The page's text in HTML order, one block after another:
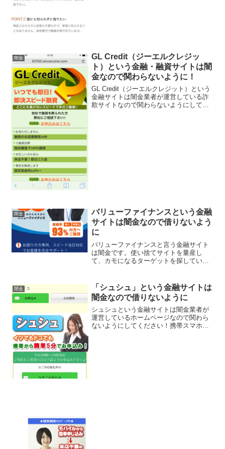
闇金
GL Credit（ジーエルクレジッ
ト）という金融・融資サイトは闇
金なので関わらないように！
GL Credit（ジーエルクレジット）という
金融サイトは闇金業者が運営している詐
欺サイトなので関わらないようにしてく
闇金
バリューファイナンスという金融
サイトは闇金なので借りないよう
に
バリューファイナンスと言う金融サイト
は闇金です。使い捨てサイトを量産し
て、カモになるターゲットを探していま
いない違法業者なので、絶対に申し込ま
ないようにしてください。今...
闇金
「シュシュ」という金融サイトは
闇金なので借りないように
シュシュという金融サイトは闇金業者が
運営しているホームページなので関わら
ないようにしてください！携帯スマホか